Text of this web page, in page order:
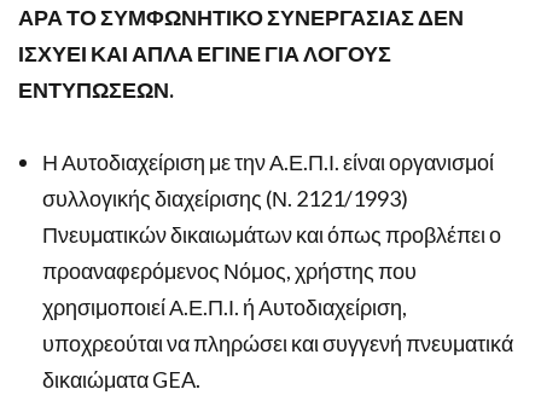
ΑΡΑ ΤΟ ΣΥΜΦΩΝΗΤΙΚΟ ΣΥΝΕΡΓΑΣΙΑΣ ΔΕΝ
ΙΣΧΥΕΙ ΚΑΙ ΑΠΛΑ ΕΓΙΝΕ ΓΙΑ ΛΟΓΟΥΣ
ΕΝΤΥΠΩΣΕΩΝ.
Η Αυτοδιαχείριση με την Α.Ε.Π.Ι. είναι οργανισμοί
συλλογικής διαχείρισης (Ν. 2121/1993)
Πνευματικών δικαιωμάτων και όπως προβλέπει ο
προαναφερόμενος Νόμος, χρήστης που
χρησιμοποιεί Α.Ε.Π.Ι. ή Αυτοδιαχείριση,
υποχρεούται να πληρώσει και συγγενή πνευματικά
δικαιώματα GEA.